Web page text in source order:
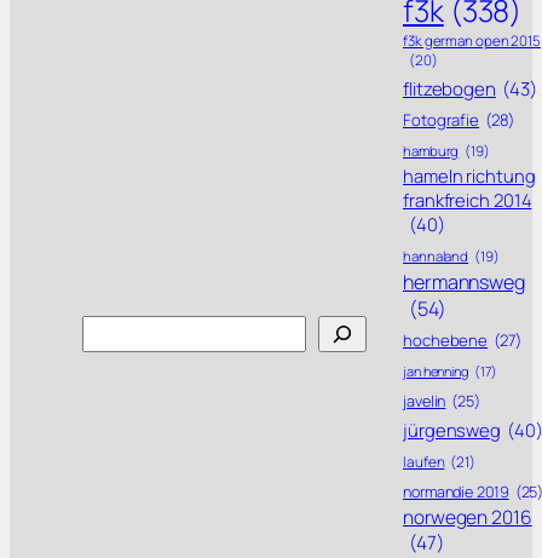
f3k (338)
f3k german open 2015
(20)
flitzebogen (43)
Fotografie (28)
hamburg (19)
hameln richtung
frankfreich 2014
(40)
hannaland (19)
hermannsweg
(54)
hochebene (27)
jan henning (17)
javelin (25)
jürgensweg (40)
laufen (21)
normandie 2019
norwegen 2016
(47)